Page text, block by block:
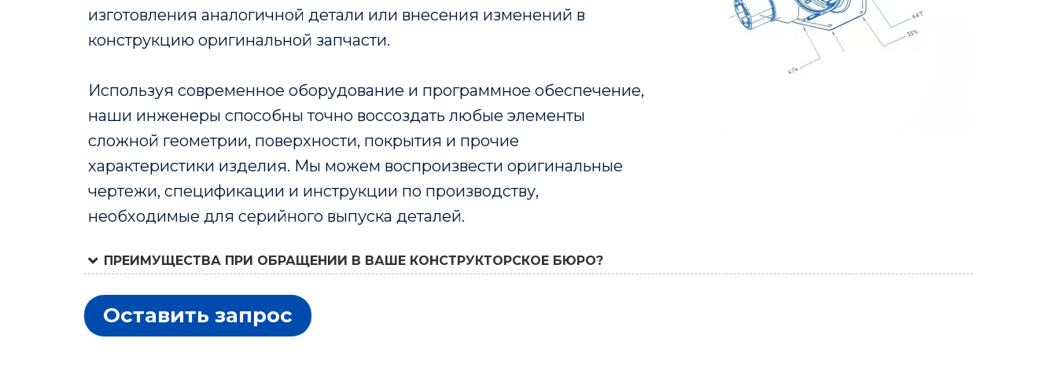
изготовления аналогичной детали или внесения изменений в
конструкцию оригинальной запчасти.
Используя современное оборудование и программное обеспечение,
наши инженеры способны точно воссоздать любые элементы
сложной геометрии, поверхности, покрытия и прочие
характеристики изделия. Мы можем воспроизвести оригинальные
чертежи, спецификации и инструкции по производству,
необходимые для серийного выпуска деталей.
ПРЕИМУЩЕСТВА ПРИ ОБРАЩЕНИИ В ВАШЕ КОНСТРУКТОРСКОЕ БЮРО?
Оставить запрос